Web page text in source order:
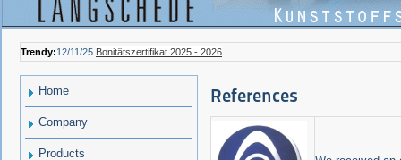
Trendy:12/11/25 Bonitätszertifikat 2025 - 2026
Home
Company
Products
References